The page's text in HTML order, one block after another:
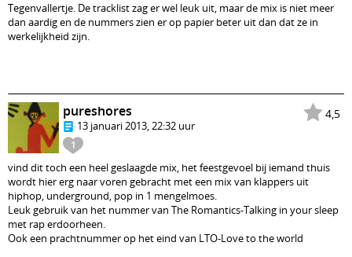
Tegenvallertje. De tracklist zag er wel leuk uit, maar de mix is niet meer
dan aardig en de nummers zien er op papier beter uit dan dat ze in
werkelijkheid zijn.
4,5
1
pureshores
13 januari 2013, 22:32 uur
vind dit toch een heel geslaagde mix, het feestgevoel bij iemand thuis
wordt hier erg naar voren gebracht met een mix van klappers uit
hiphop, underground, pop in 1 mengelmoes.
Leuk gebruik van het nummer van The Romantics-Talking in your sleep
met rap erdoorheen.
Ook een prachtnummer op het eind van LTO-Love to the world